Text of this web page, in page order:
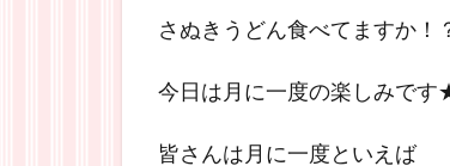
さぬきうどん食べてますか！
今日は月に一度の楽しみで
皆さんは月に一度といえば